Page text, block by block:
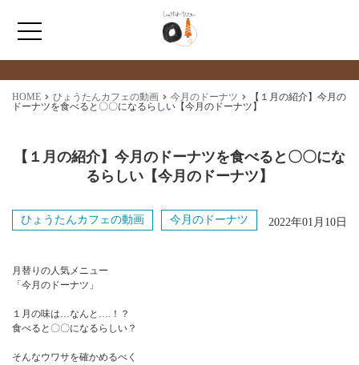
ホーム
ショップ情報
最新情報
NEWS
HOME ひょうたんカフェの動画 今月のドーナツ
【１月の紹介】今月の
ドーナツを食べると〇〇になるらしい【今月のドーナツ】
【１月の紹介】今月のドーナツを食べると〇〇にな
るらしい【今月のドーナツ】
ひょうたんカフェの動画 今月のドーナツ 2022年01月10日
月替りの人気メニュー
「今月のドーナツ」
１月の味は…なんと….！？
食べると〇〇になるらしい？
そんなウワサを確かめるべく